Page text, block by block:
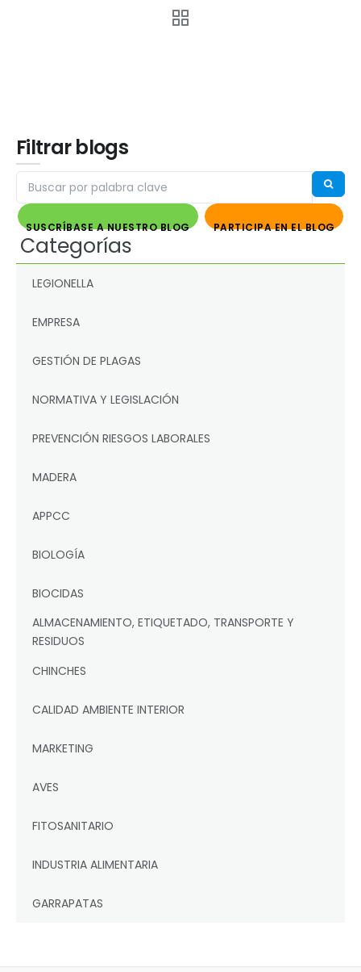
Filtrar blogs
SUSCRÍBASE A NUESTRO BLOG PARTICIPA EN EL BLOG
Categorías
LEGIONELLA
EMPRESA
GESTIÓN DE PLAGAS
NORMATIVA Y LEGISLACIÓN
PREVENCIÓN RIESGOS LABORALES
MADERA
APPCC
BIOLOGÍA
BIOCIDAS
ALMACENAMIENTO, ETIQUETADO, TRANSPORTE Y
RESIDUOS
CHINCHES
CALIDAD AMBIENTE INTERIOR
MARKETING
AVES
FITOSANITARIO
INDUSTRIA ALIMENTARIA
GARRAPATAS